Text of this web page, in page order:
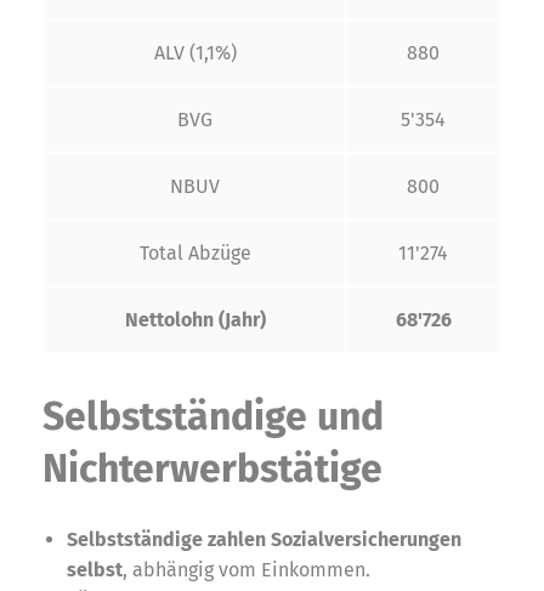
ALV (1,1%) 880
BVG 5'354
NBUV 800
Total Abzüge 11'274
Nettolohn (Jahr) 68'726
Selbstständige und
Nichterwerbstätige
Selbstständige zahlen Sozialversicherungen
selbst, abhängig vom Einkommen.